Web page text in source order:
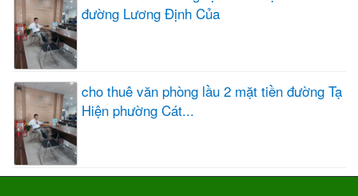
đường Lương Định Của
cho thuê văn phòng lầu 2 mặt tiền đường Tạ
Hiện phường Cát...